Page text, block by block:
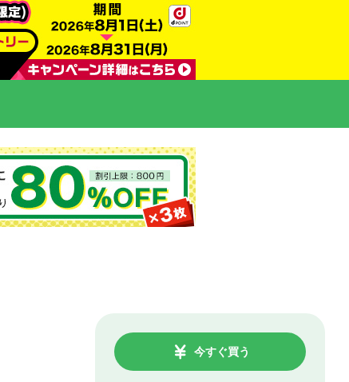
今すぐ買う